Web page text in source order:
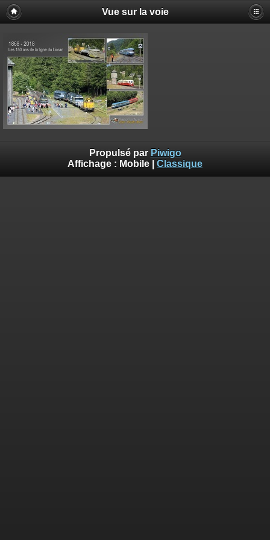
Vue sur la voie
Propulsé par Piwigo
Affichage : Mobile Classique